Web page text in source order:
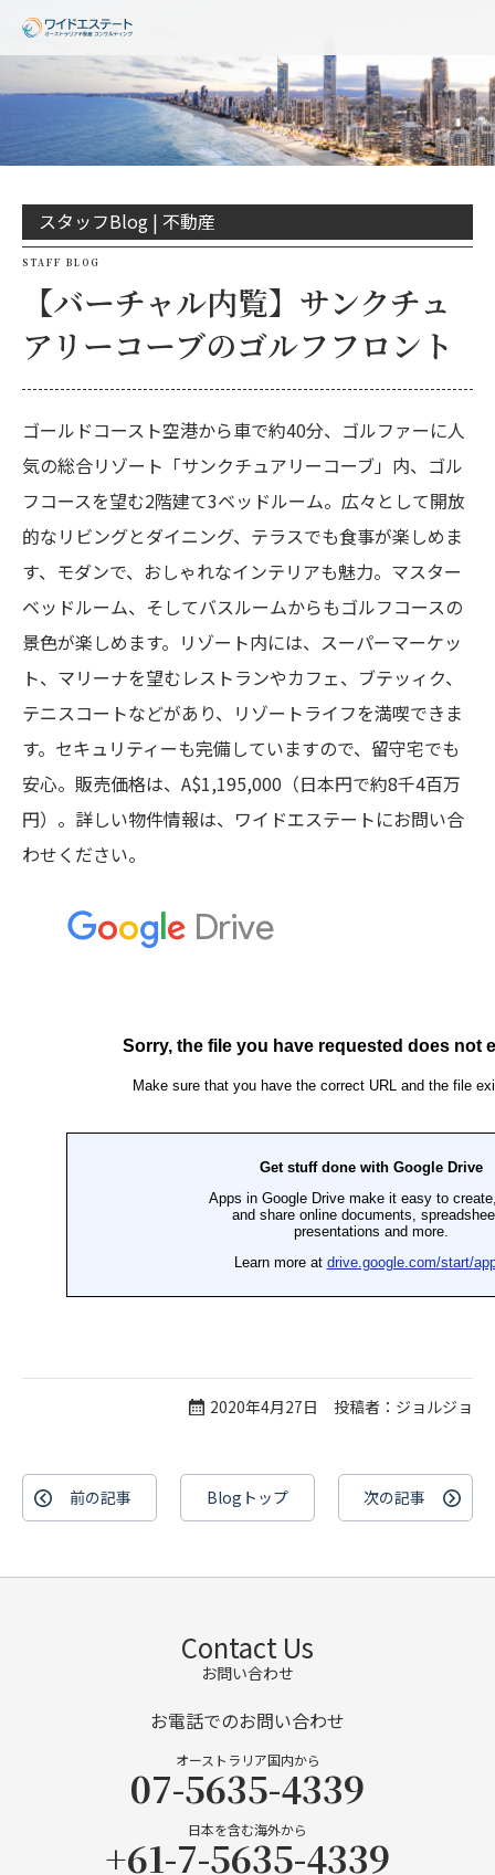
スタッフBlog | 不動産
STAFF BLOG
【バーチャル内覧】サンクチュ
アリーコーブのゴルフフロント
ゴールドコースト空港から車で約40分、ゴルファーに人
気の総合リゾート「サンクチュアリーコーブ」内、ゴル
フコースを望む2階建て3ベッドルーム。広々として開放
的なリビングとダイニング、テラスでも食事が楽しめま
す、モダンで、おしゃれなインテリアも魅力。マスター
ベッドルーム、そしてバスルームからもゴルフコースの
景色が楽しめます。リゾート内には、スーパーマーケッ
ト、マリーナを望むレストランやカフェ、ブテッィク、
テニスコートなどがあり、リゾートライフを満喫できま
す。セキュリティーも完備していますので、留守宅でも
安心。販売価格は、A$1,195,000（日本円で約8千4百万
円）。詳しい物件情報は、ワイドエステートにお問い合
わせください。
2020年4月27日 投稿者：ジョルジョ
前の記事 Blogトップ 次の記事
Contact Us
お問い合わせ
お電話でのお問い合わせ
オーストラリア国内から
07-5635-4339
日本を含む海外から
+61-7-5635-4339